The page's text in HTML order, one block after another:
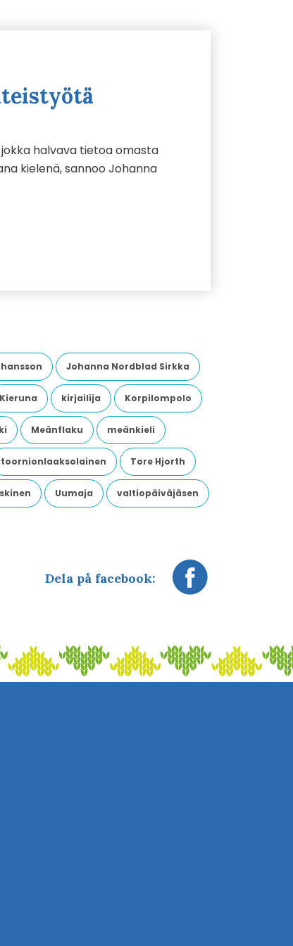
halvava tietoa omasta
kielenä, sannoo Johanna
Johanna Nordblad Sirkka
Kieruna kirjailija Korpilompolo
Meänflaku meänkieli
toornionlaaksolainen Tore Hjorth
Uumaja valtiopäiväjäsen
Dela på facebook: